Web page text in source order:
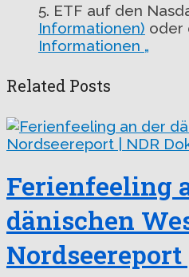
5. ETF auf den
Informationen) oder
Informationen „
Related Posts
Ferienfeeling
dänischen
Nordseereport